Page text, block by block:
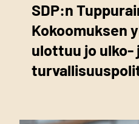
SDP:n
Kokoomuksen
ulottuu jo ulko-